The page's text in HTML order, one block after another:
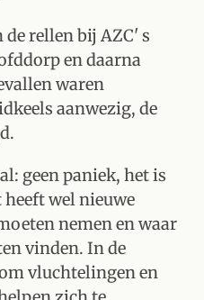
de rellen bij AZC' s
en daarna
waren
aanwezig, de
geen paniek, het is
wel nieuwe
nemen en waar
vinden. In de
vluchtelingen en